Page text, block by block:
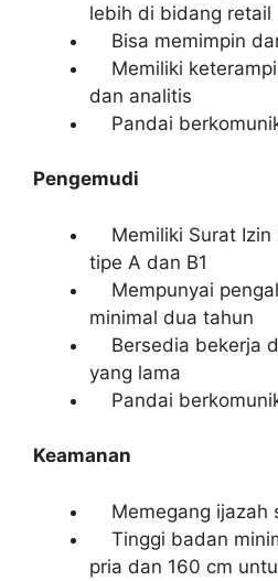
lebih di bidang retail
Bisa memimpin
Memiliki
dan analitis
Pandai
Pengemudi
Memiliki Surat Izin
tipe A dan B1
Mempunyai
minimal dua tahun
Bersedia bekerja
yang lama
Pandai
Keamanan
Memegang ijazah
Tinggi badan
pria dan 160 cm